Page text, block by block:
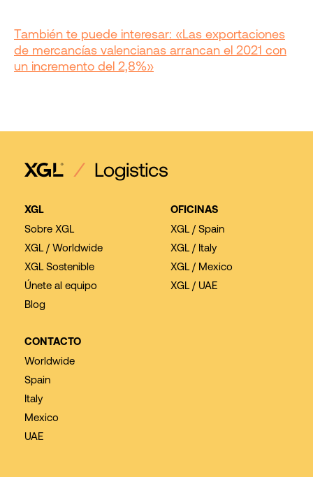
También te puede interesar: «Las exportaciones
de mercancías valencianas arrancan el 2021 con
un incremento del 2,8%»
XGL
Sobre XGL
XGL / Worldwide
XGL Sostenible
Únete al equipo
Blog
OFICINAS
XGL / Spain
XGL / Italy
XGL / Mexico
XGL / UAE
CONTACTO
Worldwide
Spain
Italy
Mexico
UAE